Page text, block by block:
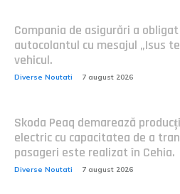
Compania de asigurări a
autocolantul cu mesajul „Isus
vehicul.
Diverse Noutati 7 august 2026
Skoda Peaq demarează
electric cu capacitatea de a
pasageri este realizat în Cehia.
Diverse Noutati 7 august 2026